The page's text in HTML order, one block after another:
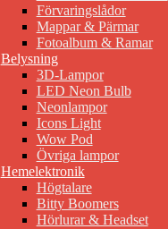
Förvaringslådor
Mappar & Pärmar
Fotoalbum & Ramar
Belysning
3D-Lampor
LED Neon Bulb
Neonlampor
Icons Light
Wow Pod
Övriga lampor
Hemelektronik
Högtalare
Bitty Boomers
Hörlurar & Headset